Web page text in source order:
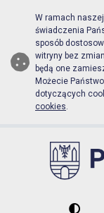
Biuletyn
Przejdź do menu
Przejdź do
W ramach
świadczenia
sposób
witryny bez
będą one
Możecie
dotyczących
cookies.